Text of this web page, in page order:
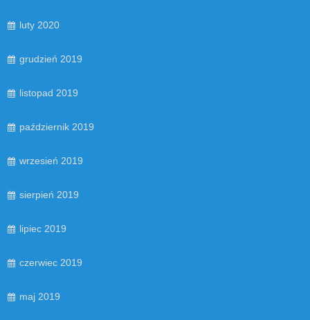
luty 2020
grudzień 2019
listopad 2019
październik 2019
wrzesień 2019
sierpień 2019
lipiec 2019
czerwiec 2019
maj 2019